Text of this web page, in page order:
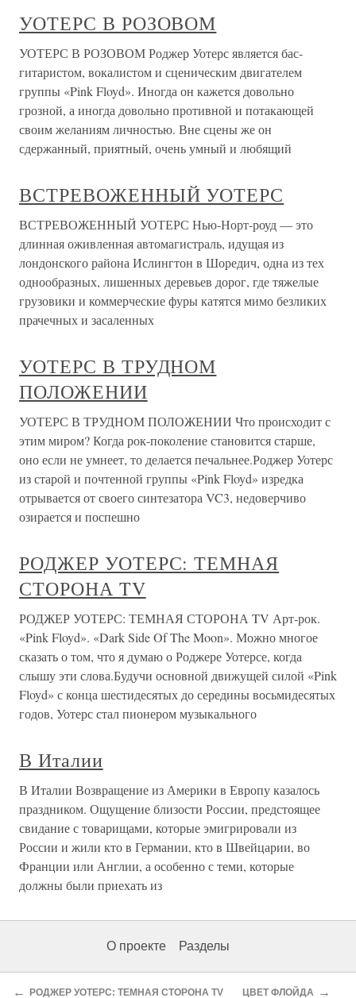
УОТЕРС В РОЗОВОМ
УОТЕРС В РОЗОВОМ Роджер Уотерс является бас-
гитаристом, вокалистом и сценическим двигателем
группы «Pink Floyd». Иногда он кажется довольно
грозной, а иногда довольно противной и потакающей
своим желаниям личностью. Вне сцены же он
сдержанный, приятный, очень умный и любящий
ВСТРЕВОЖЕННЫЙ УОТЕРС
ВСТРЕВОЖЕННЫЙ УОТЕРС Нью-Норт-роуд — это
длинная оживленная автомагистраль, идущая из
лондонского района Ислингтон в Шоредич, одна из тех
однообразных, лишенных деревьев дорог, где тяжелые
грузовики и коммерческие фуры катятся мимо безликих
прачечных и засаленных
УОТЕРС В ТРУДНОМ
ПОЛОЖЕНИИ
УОТЕРС В ТРУДНОМ ПОЛОЖЕНИИ Что происходит с
этим миром? Когда рок-поколение становится старше,
оно если не умнеет, то делается печальнее.Роджер Уотерс
из старой и почтенной группы «Pink Floyd» изредка
отрывается от своего синтезатора VC3, недоверчиво
озирается и поспешно
РОДЖЕР УОТЕРС: ТЕМНАЯ
СТОРОНА TV
РОДЖЕР УОТЕРС: ТЕМНАЯ СТОРОНА TV Арт-рок.
«Pink Floyd». «Dark Side Of The Moon». Можно многое
сказать о том, что я думаю о Роджере Уотерсе, когда
слышу эти слова.Будучи основной движущей силой «Pink
Floyd» с конца шестидесятых до середины восьмидесятых
годов, Уотерс стал пионером музыкального
В Италии
В Италии Возвращение из Америки в Европу казалось
праздником. Ощущение близости России, предстоящее
свидание с товарищами, которые эмигрировали из
России и жили кто в Германии, кто в Швейцарии, во
Франции или Англии, а особенно с теми, которые
должны были приехать из
О проекте Разделы
← РОДЖЕР УОТЕРС: ТЕМНАЯ СТОРОНА TV ЦВЕТ ФЛОЙДА →